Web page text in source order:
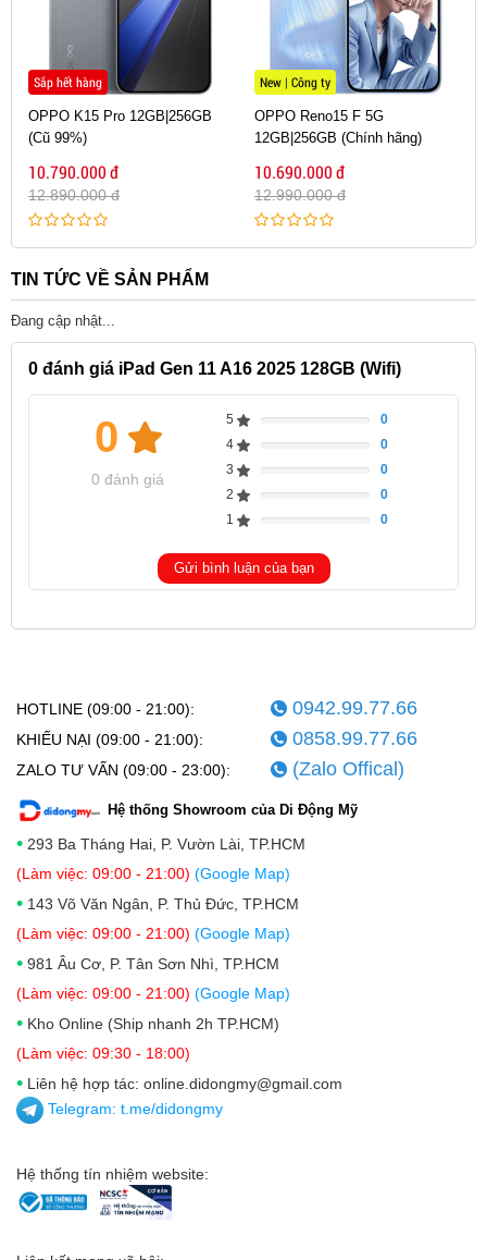
Sắp hết hàng
OPPO K15 Pro 12GB|256GB
(Cũ 99%)
10.790.000 đ
12.890.000 đ
New | Công ty
OPPO Reno15 F 5G
12GB|256GB (Chính hãng)
10.690.000 đ
12.990.000 đ
TIN TỨC VỀ SẢN PHẨM
Đang cập nhật...
0 đánh giá iPad Gen 11 A16 2025 128GB (Wifi)
0
0 đánh giá
5
0
4
0
3
0
2
0
1
0
Gửi bình luận của bạn
HOTLINE (09:00 - 21:00): 0942.99.77.66
KHIẾU NẠI (09:00 - 21:00): 0858.99.77.66
ZALO TƯ VẤN (09:00 - 23:00): (Zalo Offical)
Hệ thống Showroom của Di Động Mỹ
• 293 Ba Tháng Hai, P. Vườn Lài, TP.HCM
(Làm việc: 09:00 - 21:00) (Google Map)
• 143 Võ Văn Ngân, P. Thủ Đức, TP.HCM
(Làm việc: 09:00 - 21:00) (Google Map)
• 981 Âu Cơ, P. Tân Sơn Nhì, TP.HCM
(Làm việc: 09:00 - 21:00) (Google Map)
• Kho Online (Ship nhanh 2h TP.HCM)
(Làm việc: 09:30 - 18:00)
• Liên hệ hợp tác: online.didongmy@gmail.com
Telegram: t.me/didongmy
Hệ thống tín nhiệm website: